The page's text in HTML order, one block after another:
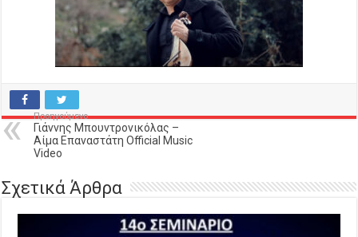
Προηγούμενο
Γιάννης Μπουντρονικόλας –
Αίμα Επαναστάτη Official Music
Video
Σχετικά Άρθρα